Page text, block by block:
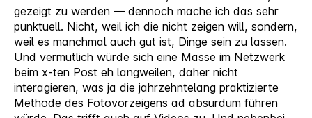
gezeigt zu werden — dennoch mache ich das sehr
punktuell. Nicht, weil ich die nicht zeigen will, sondern,
weil es manchmal auch gut ist, Dinge sein zu lassen.
Und vermutlich würde sich eine Masse im Netzwerk
beim x-ten Post eh langweilen, daher nicht
interagieren, was ja die jahrzehntelang praktizierte
Methode des Fotovorzeigens ad absurdum führen